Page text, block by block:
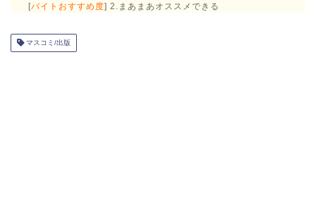
[バイトおすすめ度] 2.まあまあオススメできる
マスコミ/出版